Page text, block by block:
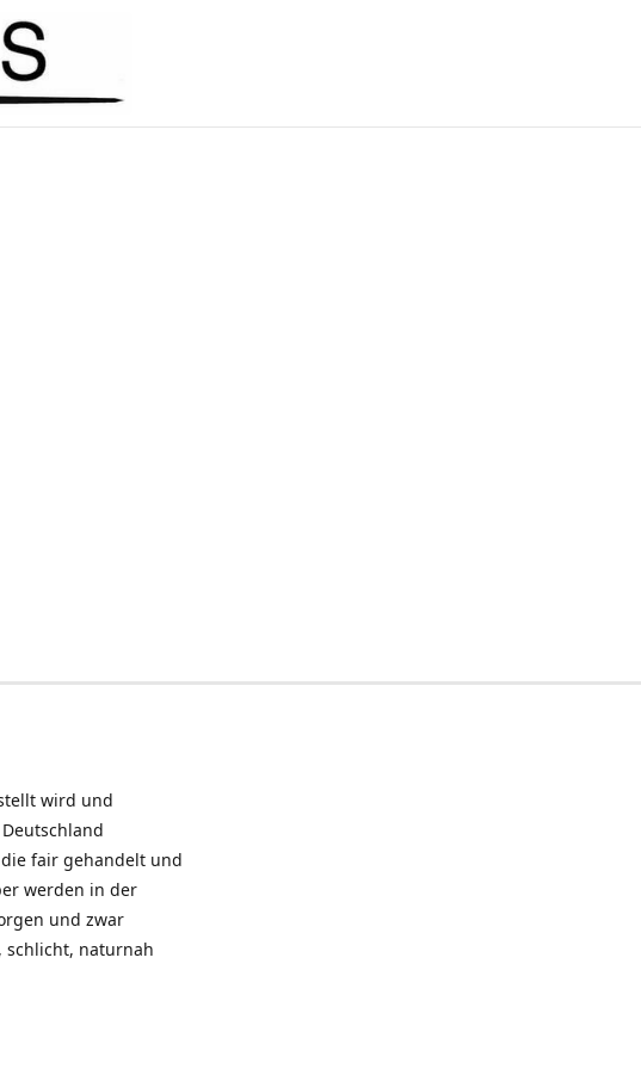
wird und
fair gehandelt und
werden in der
und zwar
schlicht, naturnah